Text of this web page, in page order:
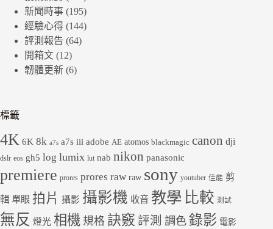
新聞時事 (195)
經驗心得 (144)
評測報告 (64)
開箱文 (12)
韌體更新 (6)
標籤
4K 6K 8k a7s a7s iii adobe AE atomos blackmagic canon dji
dslr eos gh5 log lumix lut nab nikon panasonic
premiere prores prores raw raw sony youtuber 佳能 剪
輯 單眼 拍片 攝影 攝影機 收音 教學 比較 測試
無反 燈光 相機 規格 訣竅 評測 調色 錄影 電影